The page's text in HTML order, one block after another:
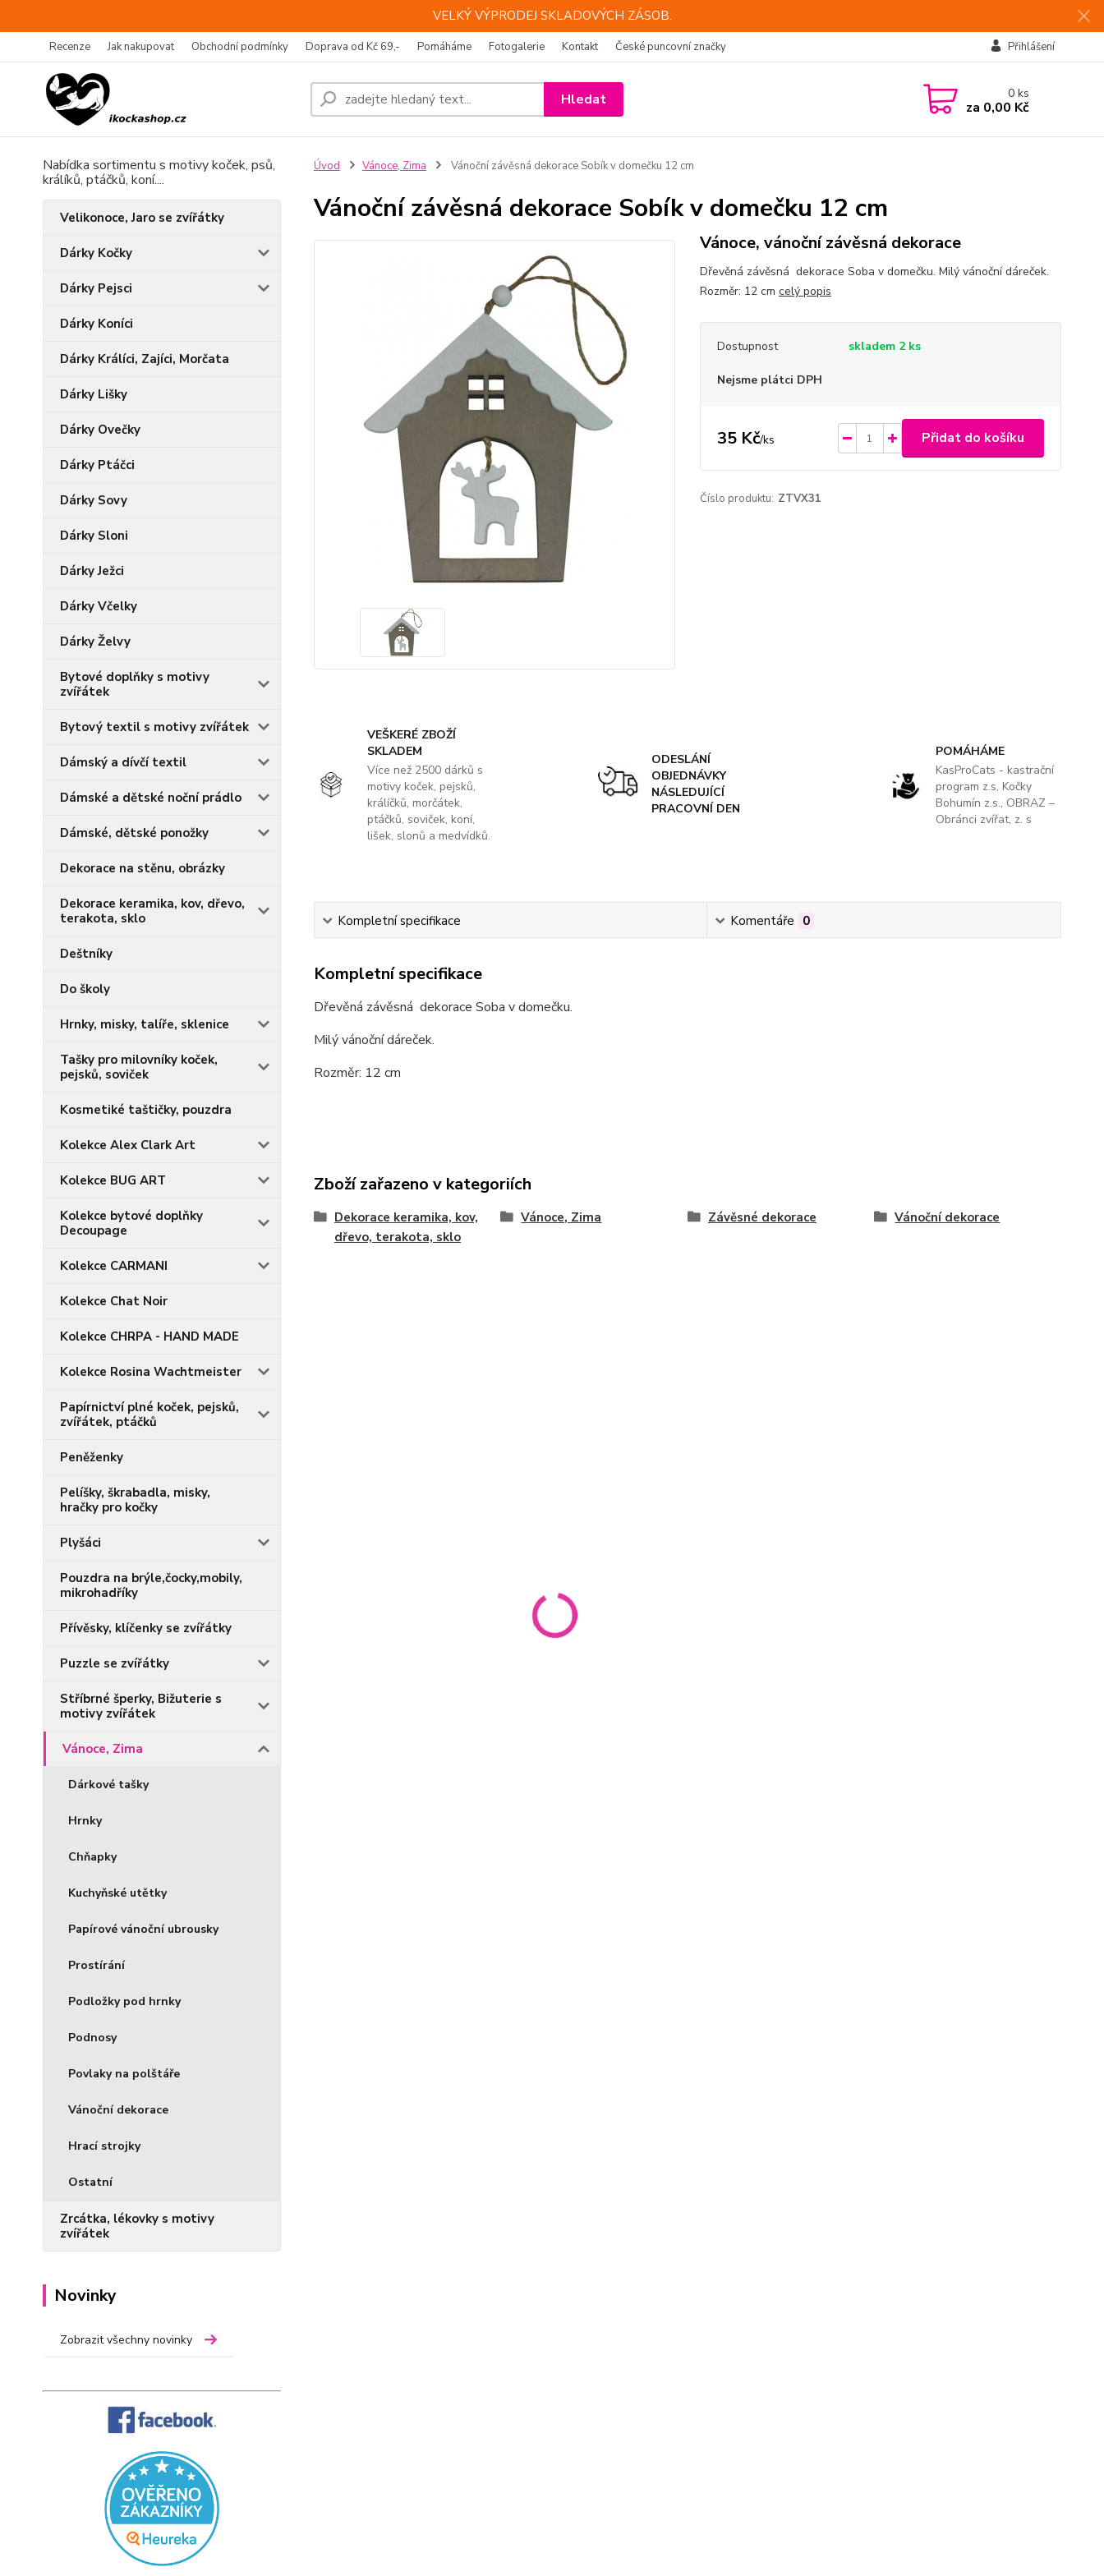
VELKÝ VÝPRODEJ SKLADOVÝCH ZÁSOB.
Recenze Jak nakupovat Obchodní podmínky Doprava od Kč 69,- Pomáháme Fotogalerie Kontakt České puncovní značky Přihlášení
Hledat 0ks
za 0,00 Kč
Nabídka sortimentu s motivy koček, psů,
králíků, ptáčků, koní....
Velikonoce, Jaro se zvířátky
Dárky Kočky
Dárky Pejsci
Dárky Koníci
Dárky Králíci, Zajíci, Morčata
Dárky Lišky
Dárky Ovečky
Dárky Ptáčci
Dárky Sovy
Dárky Sloni
Dárky Ježci
Dárky Včelky
Dárky Želvy
Bytové doplňky s motivy
zvířátek
Bytový textil s motivy zvířátek
Dámský a dívčí textil
Dámské a dětské noční prádlo
Dámské, dětské ponožky
Dekorace na stěnu, obrázky
Dekorace keramika, kov, dřevo,
terakota, sklo
Deštníky
Do školy
Hrnky, misky, talíře, sklenice
Tašky pro milovníky koček,
pejsků, soviček
Kosmetiké taštičky, pouzdra
Kolekce Alex Clark Art
Kolekce BUG ART
Kolekce bytové doplňky
Decoupage
Kolekce CARMANI
Kolekce Chat Noir
Kolekce CHRPA - HAND MADE
Kolekce Rosina Wachtmeister
Papírnictví plné koček, pejsků,
zvířátek, ptáčků
Peněženky
Pelíšky, škrabadla, misky,
hračky pro kočky
Plyšáci
Pouzdra na brýle,čocky,mobily,
mikrohadříky
Přívěsky, klíčenky se zvířátky
Puzzle se zvířátky
Stříbrné šperky, Bižuterie s
motivy zvířátek
Vánoce, Zima
Dárkové tašky
Hrnky
Chňapky
Kuchyňské utětky
Papírové vánoční ubrousky
Prostírání
Podložky pod hrnky
Podnosy
Povlaky na polštáře
Vánoční dekorace
Hrací strojky
Ostatní
Zrcátka, lékovky s motivy
zvířátek
Novinky
Zobrazit všechny novinky
Úvod Vánoce, Zima Vánoční závěsná dekorace Sobík v domečku 12 cm
Vánoční závěsná dekorace Sobík v domečku 12 cm
Vánoce, vánoční závěsná dekorace
Dřevěná závěsná dekorace Soba v domečku. Milý vánoční dáreček.
Rozměr: 12 cm celý popis
Dostupnost skladem 2 ks
Nejsme plátci DPH
35 Kč/ks Přidat do košíku
Číslo produktu: ZTVX31
VEŠKERÉ ZBOŽÍ
SKLADEM
Více než 2500 dárků s
motivy koček, pejsků,
králíčků, morčátek,
ptáčků, soviček, koní,
lišek, slonů a medvídků.
ODESLÁNÍ
OBJEDNÁVKY
NÁSLEDUJÍCÍ
PRACOVNÍ DEN
POMÁHÁME
KasProCats - kastrační
program z.s, Kočky
Bohumín z.s., OBRAZ –
Obránci zvířat, z. s
Kompletní specifikace Komentáře 0
Kompletní specifikace
Dřevěná závěsná dekorace Soba v domečku.
Milý vánoční dáreček.
Rozměr: 12 cm
Zboží zařazeno v kategoriích
Dekorace keramika, kov,
dřevo, terakota, sklo
Vánoce, Zima Závěsné dekorace Vánoční dekorace